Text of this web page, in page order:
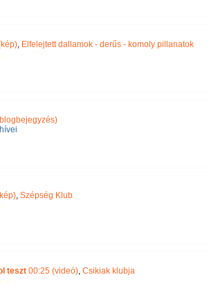
, Elfelejtett dallamok - derűs - komoly pillanatok
, Szépség Klub
teszt 00:25 (videó), Csikiak klubja